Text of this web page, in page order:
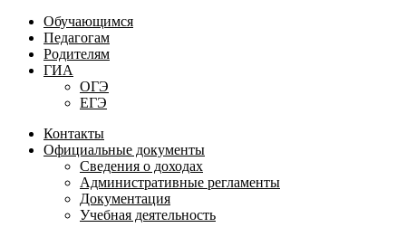
Обучающимся
Педагогам
Родителям
ГИА
ОГЭ
ЕГЭ
Контакты
Официальные документы
Сведения о доходах
Административные регламенты
Документация
Учебная деятельность